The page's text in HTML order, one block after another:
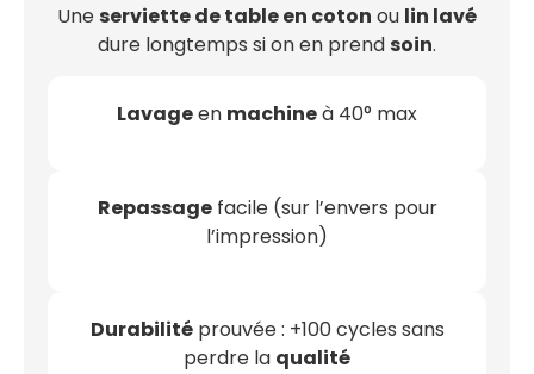
Une serviette de table en coton ou lin lavé
dure longtemps si on en prend soin.
Lavageen machineà 40° max
Repassagefacile (sur l’envers pour
l’impression)
Durabilitéprouvée : +100 cycles sans
perdre la qualité